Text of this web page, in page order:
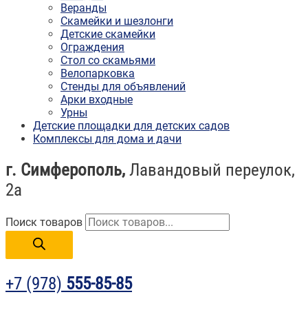
Веранды
Скамейки и шезлонги
Детские скамейки
Ограждения
Стол со скамьями
Велопарковка
Стенды для объявлений
Арки входные
Урны
Детские площадки для детских садов
Комплексы для дома и дачи
г. Симферополь, Лавандовый переулок,
2а
Поиск товаров
+7 (978) 555-85-85